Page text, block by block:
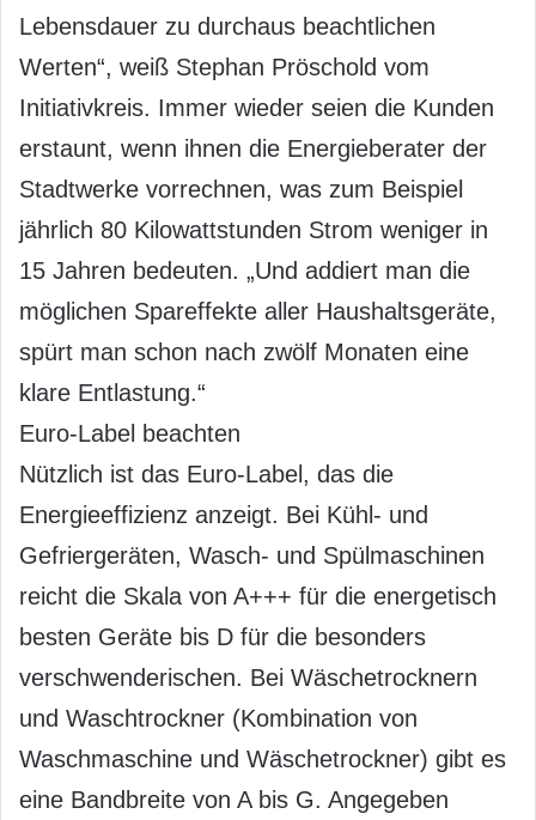
Lebensdauer zu durchaus beachtlichen
Werten“, weiß Stephan Pröschold vom
Initiativkreis. Immer wieder seien die Kunden
erstaunt, wenn ihnen die Energieberater der
Stadtwerke vorrechnen, was zum Beispiel
jährlich 80 Kilowattstunden Strom weniger in
15 Jahren bedeuten. „Und addiert man die
möglichen Spareffekte aller Haushaltsgeräte,
spürt man schon nach zwölf Monaten eine
klare Entlastung.“
Euro-Label beachten
Nützlich ist das Euro-Label, das die
Energieeffizienz anzeigt. Bei Kühl- und
Gefriergeräten, Wasch- und Spülmaschinen
reicht die Skala von A+++ für die energetisch
besten Geräte bis D für die besonders
verschwenderischen. Bei Wäschetrocknern
und Waschtrockner (Kombination von
Waschmaschine und Wäschetrockner) gibt es
eine Bandbreite von A bis G. Angegeben